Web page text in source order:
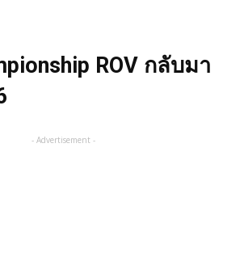
ROV กลับมา
- Advertisement -